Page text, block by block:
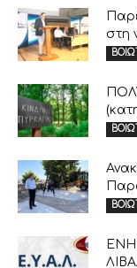
στη